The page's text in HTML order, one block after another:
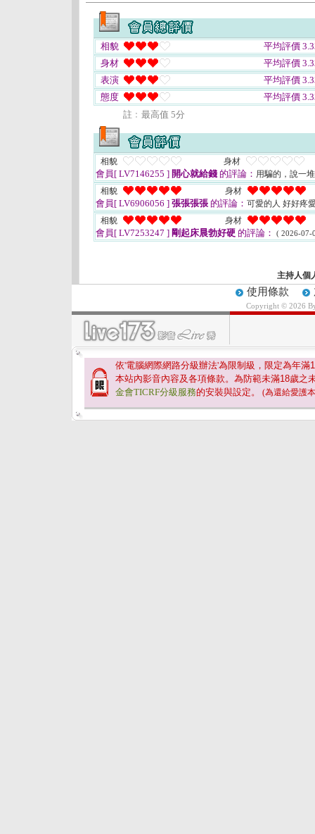
相貌
平均評價
身材
平均評價
表演
平均評價
態度
平均評價
註﹕最高值 5分
相貌 身材
會員[ LV7146255 ] 開心就給錢 的評論： 用騙的，說一
相貌
身材
會員[ LV6906056 ] 張張張張 的評論： 可愛的人 好好疼
相貌
身材
會員[ LV7253247 ] 剛起床晨勃好硬 的評論： ( 2026-07-
主持人個
使用條款
Copyright © 2026
依'電腦網際網路分級辦法'為限制級，限定為年滿
本站內影音內容及各項條款。為防範未滿18歲之
金會TICRF分級服務的安裝與設定。 (為還給愛護